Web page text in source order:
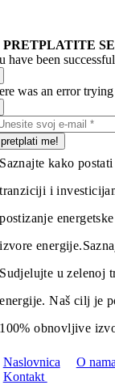
PRETPLATITE
have been
was an error
pretplati me!
Saznajte kako
tranziciji i
postizanje
izvore energije.
Sudjelujte u zelenoj
energije. Naš cilj je
100% obnovljive
Naslovnica O
Kontakt